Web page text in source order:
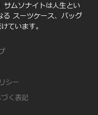
サムソナイトは人生とい
る スーツケース、バッグ
ています。
シー
く表記